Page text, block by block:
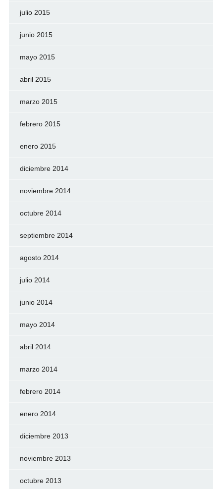
julio 2015
junio 2015
mayo 2015
abril 2015
marzo 2015
febrero 2015
enero 2015
diciembre 2014
noviembre 2014
octubre 2014
septiembre 2014
agosto 2014
julio 2014
junio 2014
mayo 2014
abril 2014
marzo 2014
febrero 2014
enero 2014
diciembre 2013
noviembre 2013
octubre 2013